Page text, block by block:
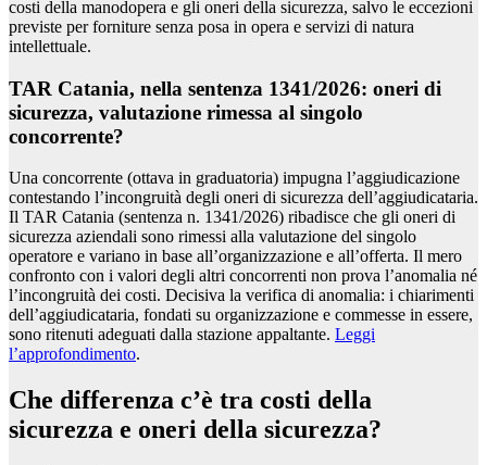
costi della manodopera e gli oneri della sicurezza, salvo le eccezioni
previste per forniture senza posa in opera e servizi di natura
intellettuale.
TAR Catania, nella sentenza 1341/2026: oneri di
sicurezza, valutazione rimessa al singolo
concorrente?
Una concorrente (ottava in graduatoria) impugna l’aggiudicazione
contestando l’incongruità degli oneri di sicurezza dell’aggiudicataria.
Il TAR Catania (sentenza n. 1341/2026) ribadisce che gli oneri di
sicurezza aziendali sono rimessi alla valutazione del singolo
operatore e variano in base all’organizzazione e all’offerta. Il mero
confronto con i valori degli altri concorrenti non prova l’anomalia né
l’incongruità dei costi. Decisiva la verifica di anomalia: i chiarimenti
dell’aggiudicataria, fondati su organizzazione e commesse in essere,
sono ritenuti adeguati dalla stazione appaltante. Leggi
l’approfondimento.
Che differenza c’è tra costi della
sicurezza e oneri della sicurezza?